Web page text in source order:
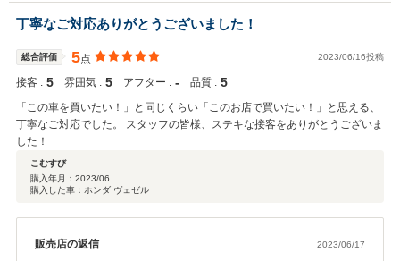
も大変嬉しい気持ちになりました。今回このような高評価をいただ
き、そして大変有難いお言葉を励みに、これからも私共スタッフ一
同心を込めた接客をしていきたいと思います。またお店にもお立ち
寄りください。
丁寧なご対応ありがとうございました！
総合評価 5点 2023/06/16投稿
接客 : 5 雰囲気 : 5 アフター : ‐ 品質 : 5
「この車を買いたい！」と同じくらい「このお店で買いたい！」と思える、
丁寧なご対応でした。 スタッフの皆様、ステキな接客をありがとうございま
した！
こむすび
購入年月： 2023/06
購入した車：ホンダ ヴェゼル
販売店の返信 2023/06/17